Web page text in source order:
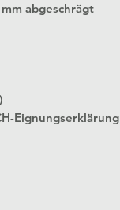
abgeschrägt
Eignungserklärung